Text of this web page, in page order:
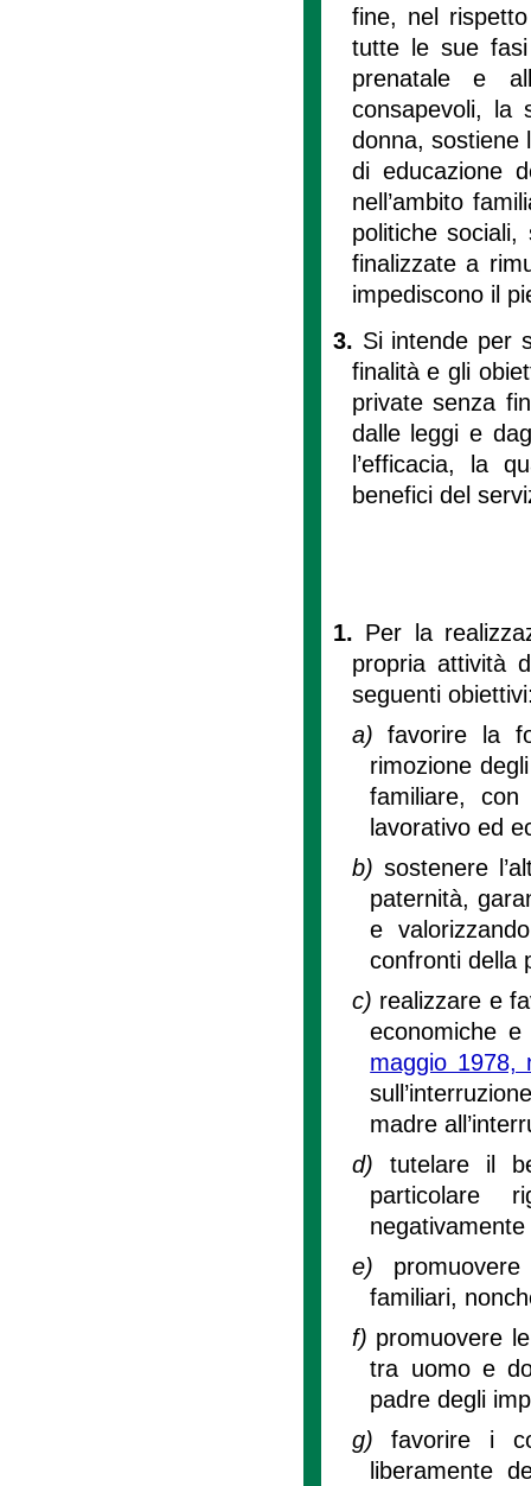
fine, nel
tutte le sue
prenatale e
consapevoli, la
donna, sostiene
di educazione
nell’ambito
politiche
finalizzate a
impediscono il
3. Si intende per
finalità e gli
private senza
dalle leggi e
l’efficacia, la
benefici del
1. Per la
propria attività
seguenti
a)favorire la
rimozione
familiare,
lavorativo ed
b) sostenere
paternità,
e
confronti della
c) realizzare e
economiche e
maggio 1978,
madre
d) tutelare il
particolare
e)
familiari,
f) promuovere
tra uomo e
padre degli
g)favorire i
liberamente